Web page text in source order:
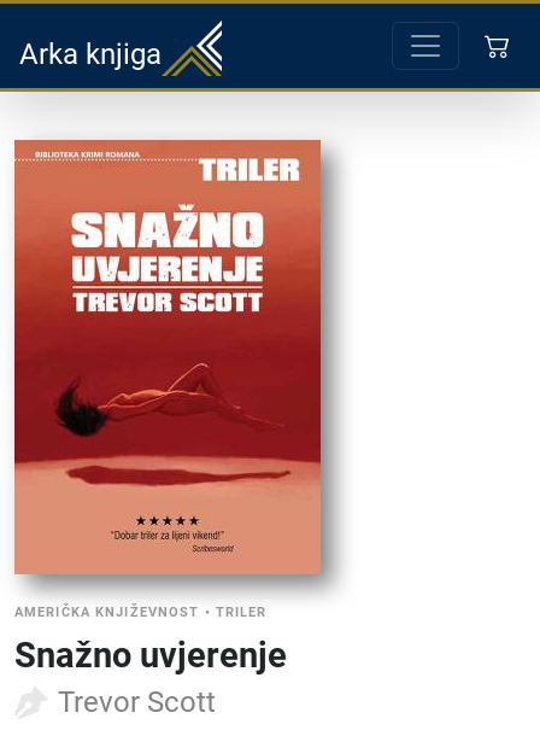
Arka knjiga
AMERIČKA KNJIŽEVNOST • TRILER
Snažno uvjerenje
Trevor Scott